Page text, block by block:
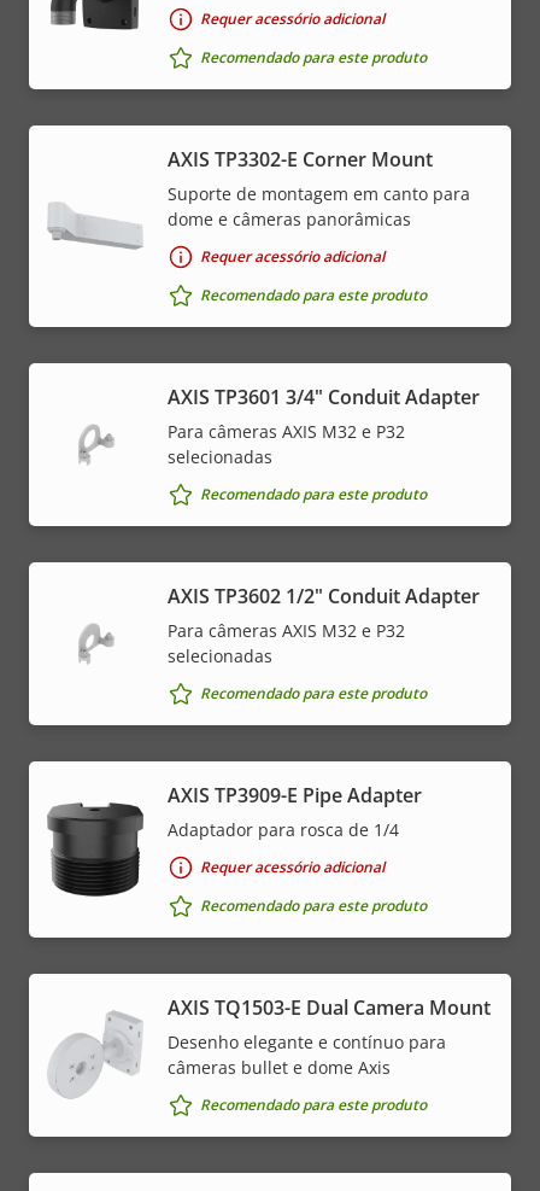
Requer acessório adicional
Recomendado para este produto
AXIS TP3302-E Corner Mount
Suporte de montagem em canto para
dome e câmeras panorâmicas
Requer acessório adicional
Recomendado para este produto
AXIS TP3601 3/4" Conduit Adapter
Para câmeras AXIS M32 e P32
selecionadas
Recomendado para este produto
AXIS TP3602 1/2" Conduit Adapter
Para câmeras AXIS M32 e P32
selecionadas
Recomendado para este produto
AXIS TP3909-E Pipe Adapter
Adaptador para rosca de 1/4
Requer acessório adicional
Recomendado para este produto
AXIS TQ1503-E Dual Camera Mount
Desenho elegante e contínuo para
câmeras bullet e dome Axis
Recomendado para este produto